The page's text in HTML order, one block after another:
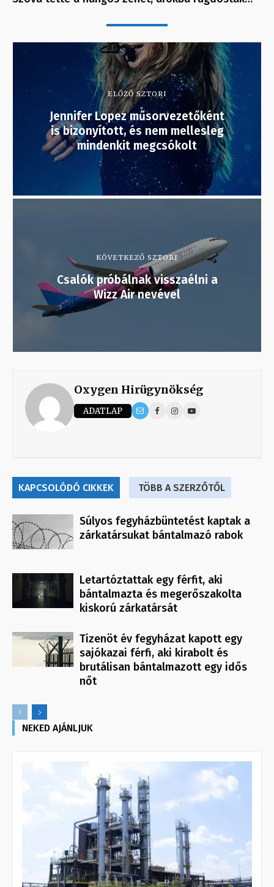
ELŐZŐ SZTORI
Jennifer Lopez műsorvezetőként
is bizonyított, és nem mellesleg
mindenkit megcsókolt
KÖVETKEZŐ SZTORI
Csalók próbálnak visszaélni a
Wizz Air nevével
Oxygen Hirügynökség
ADATLAP
KAPCSOLÓDÓ CIKKEK TÖBB A SZERZŐTŐL
Súlyos fegyházbüntetést kaptak a
zárkatársukat bántalmazó rabok
Letartóztattak egy férfit, aki
bántalmazta és megerőszakolta
kiskorú zárkatársát
Tizenöt év fegyházat kapott egy
sajókazai férfi, aki kirabolt és
brutálisan bántalmazott egy idős
nőt
NEKED AJÁNLJUK